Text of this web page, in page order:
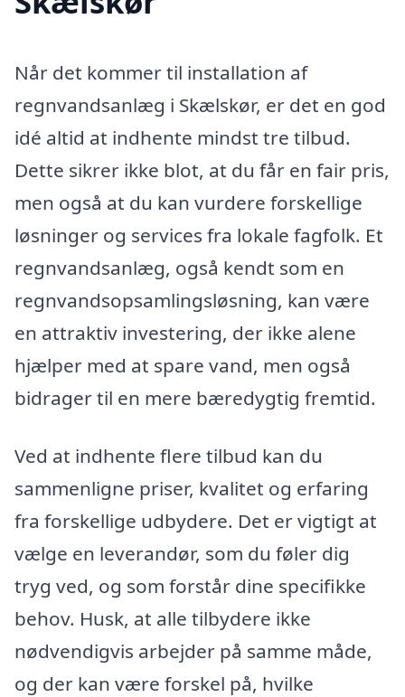
Når det kommer til installation af
regnvandsanlæg i Skælskør, er det en god
idé altid at indhente mindst tre tilbud.
Dette sikrer ikke blot, at du får en fair pris,
men også at du kan vurdere forskellige
løsninger og services fra lokale fagfolk. Et
regnvandsanlæg, også kendt som en
regnvandsopsamlingsløsning, kan være
en attraktiv investering, der ikke alene
hjælper med at spare vand, men også
bidrager til en mere bæredygtig fremtid.
Ved at indhente flere tilbud kan du
sammenligne priser, kvalitet og erfaring
fra forskellige udbydere. Det er vigtigt at
vælge en leverandør, som du føler dig
tryg ved, og som forstår dine specifikke
behov. Husk, at alle tilbydere ikke
nødvendigvis arbejder på samme måde,
og der kan være forskel på, hvilke